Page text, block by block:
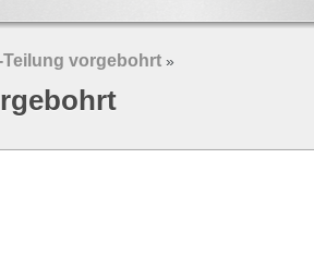
vorgebohrt »